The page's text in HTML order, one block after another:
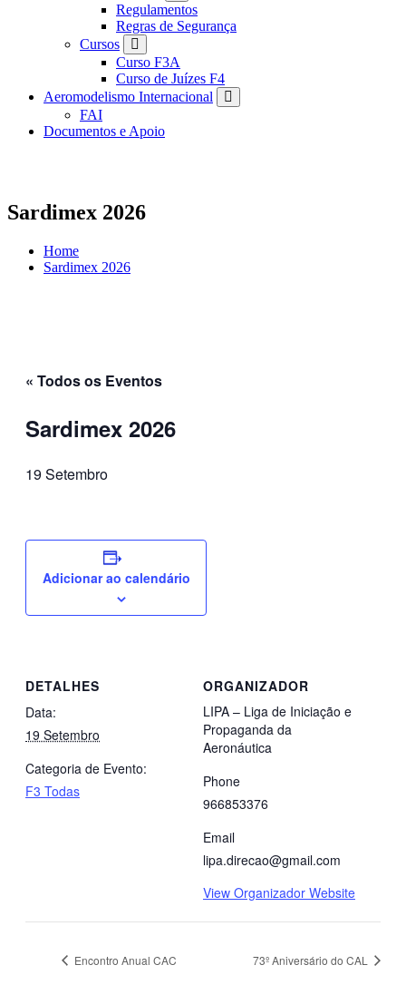
Regulamentos
Regras de Segurança
Cursos
Curso F3A
Curso de Juízes F4
Aeromodelismo Internacional
FAI
Documentos e Apoio
Sardimex 2026
Home
Sardimex 2026
« Todos os Eventos
Sardimex 2026
19 Setembro
Adicionar ao calendário
DETALHES
Data:
19 Setembro
Categoria de Evento:
F3 Todas
ORGANIZADOR
LIPA – Liga de Iniciação e
Propaganda da
Aeronáutica
Phone
966853376
Email
lipa.direcao@gmail.com
View Organizador Website
Encontro Anual CAC 73º Aniversário do CAL